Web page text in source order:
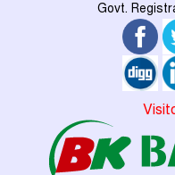
Govt.